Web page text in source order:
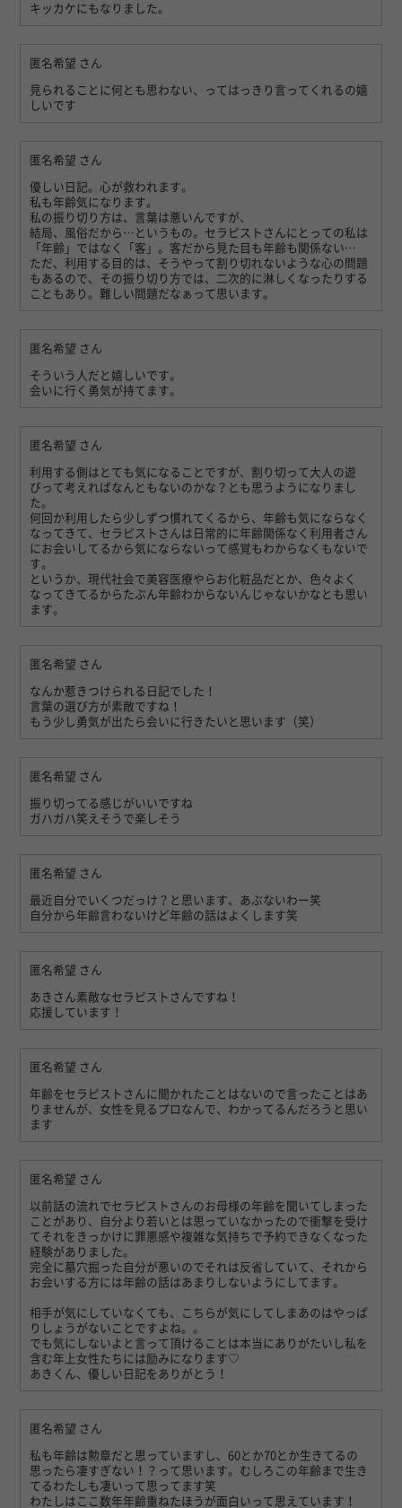
キッカケにもなりました。
匿名希望 さん
見られることに何とも思わない、ってはっきり言ってくれるの嬉
しいです
匿名希望 さん
優しい日記。心が救われます。
私も年齢気になります。
私の振り切り方は、言葉は悪いんですが、
結局、風俗だから…というもの。セラピストさんにとっての私は
「年齢」ではなく「客」。客だから見た目も年齢も関係ない…
ただ、利用する目的は、そうやって割り切れないような心の問題
もあるので、その振り切り方では、二次的に淋しくなったりする
こともあり。難しい問題だなぁって思います。
匿名希望 さん
そういう人だと嬉しいです。
会いに行く勇気が持てます。
匿名希望 さん
利用する側はとても気になることですが、割り切って大人の遊
びって考えればなんともないのかな？とも思うようになりまし
た。
何回か利用したら少しずつ慣れてくるから、年齢も気にならなく
なってきて、セラピストさんは日常的に年齢関係なく利用者さん
にお会いしてるから気にならないって感覚もわからなくもないで
す。
というか、現代社会で美容医療やらお化粧品だとか、色々よく
なってきてるからたぶん年齢わからないんじゃないかなとも思い
ます。
匿名希望 さん
なんか惹きつけられる日記でした！
言葉の選び方が素敵ですね！
もう少し勇気が出たら会いに行きたいと思います（笑）
匿名希望 さん
振り切ってる感じがいいですね
ガハガハ笑えそうで楽しそう
匿名希望 さん
最近自分でいくつだっけ？と思います、あぶないわー笑
自分から年齢言わないけど年齢の話はよくします笑
匿名希望 さん
あきさん素敵なセラピストさんですね！
応援しています！
匿名希望 さん
年齢をセラピストさんに聞かれたことはないので言ったことはあ
りませんが、女性を見るプロなんで、わかってるんだろうと思い
ます
匿名希望 さん
以前話の流れでセラピストさんのお母様の年齢を聞いてしまった
ことがあり、自分より若いとは思っていなかったので衝撃を受け
てそれをきっかけに罪悪感や複雑な気持ちで予約できなくなった
経験がありました。
完全に墓穴掘った自分が悪いのでそれは反省していて、それから
お会いする方には年齢の話はあまりしないようにしてます。
相手が気にしていなくても、こちらが気にしてしまあのはやっぱ
りしょうがないことですよね。。
でも気にしないよと言って頂けることは本当にありがたいし私を
含む年上女性たちには励みになります♡
あきくん、優しい日記をありがとう！
匿名希望 さん
私も年齢は勲章だと思っていますし、60とか70とか生きてるの
思ったら凄すぎない！？って思います。むしろこの年齢まで生き
てるわたしも凄いって思ってます笑
わたしはここ数年年齢重ねたほうが面白いって思えています！